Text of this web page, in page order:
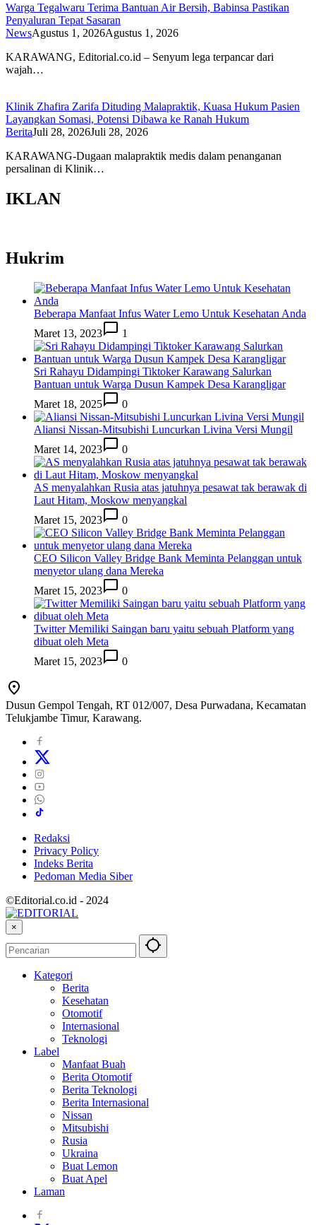
Warga Tegalwaru Terima Bantuan Air Bersih, Babinsa Pastikan
Penyaluran Tepat Sasaran
NewsAgustus 1, 2026Agustus 1, 2026
KARAWANG, Editorial.co.id – Senyum lega terpancar dari
wajah…
Klinik Zhafira Zarifa Dituding Malapraktik, Kuasa Hukum Pasien
Layangkan Somasi, Potensi Dibawa ke Ranah Hukum
BeritaJuli 28, 2026Juli 28, 2026
KARAWANG-Dugaan malapraktik medis dalam penanganan
persalinan di Klinik…
IKLAN
Hukrim
Beberapa Manfaat Infus Water Lemo Untuk Kesehatan Anda
Maret 13, 2023
1
Sri Rahayu Didampingi Tiktoker Karawang Salurkan
Bantuan untuk Warga Dusun Kampek Desa Karangligar
Maret 18, 2025
0
Aliansi Nissan-Mitsubishi Luncurkan Livina Versi Mungil
Maret 14, 2023
0
AS menyalahkan Rusia atas jatuhnya pesawat tak berawak di
Laut Hitam, Moskow menyangkal
Maret 15, 2023
0
CEO Silicon Valley Bridge Bank Meminta Pelanggan untuk
menyetor ulang dana Mereka
Maret 15, 2023
0
Twitter Memiliki Saingan baru yaitu sebuah Platform yang
dibuat oleh Meta
Maret 15, 2023
0
Dusun Gempol Tengah, RT 012/007, Desa Purwadana, Kecamatan
Telukjambe Timur, Karawang.
Redaksi
Privacy Policy
Indeks Berita
Pedoman Media Siber
©Editorial.co.id - 2024
×
Kategori
Berita
Kesehatan
Otomotif
Internasional
Teknologi
Label
Manfaat Buah
Berita Otomotif
Berita Teknologi
Berita Internasional
Nissan
Mitsubishi
Rusia
Ukraina
Buat Lemon
Buat Apel
Laman